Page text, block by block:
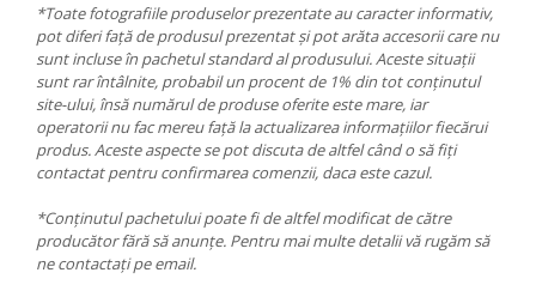
*Toate fotografiile produselor prezentate au caracter informativ,
pot diferi față de produsul prezentat și pot arăta accesorii care nu
sunt incluse în pachetul standard al produsului. Aceste situații
sunt rar întâlnite, probabil un procent de 1% din tot conținutul
site-ului, însă numărul de produse oferite este mare, iar
operatorii nu fac mereu față la actualizarea informațiilor fiecărui
produs. Aceste aspecte se pot discuta de altfel când o să fiți
contactat pentru confirmarea comenzii, daca este cazul.
*Conținutul pachetului poate fi de altfel modificat de către
producător fără să anunțe. Pentru mai multe detalii vă rugăm să
ne contactați pe email.